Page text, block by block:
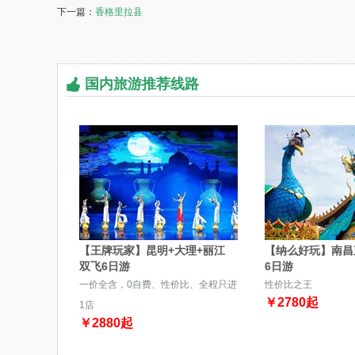
下一篇： 香格里拉县
国内旅游推荐线路
【王牌玩家】昆明+大理+丽江
双飞6日游
一价全含，0自费、性价比、全程只进
1店
￥2880起
【纳么好玩】南
6日游
性价比之王
￥2780起